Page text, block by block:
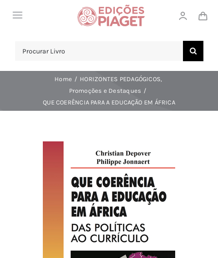
Toggle
APOIO AO CLIENTE
Search
Home
HORIZONTES PEDAGÓGICOS
Promoções e Destaques
QUE COERÊNCIA PARA A EDUCAÇÃO EM ÁFRICA